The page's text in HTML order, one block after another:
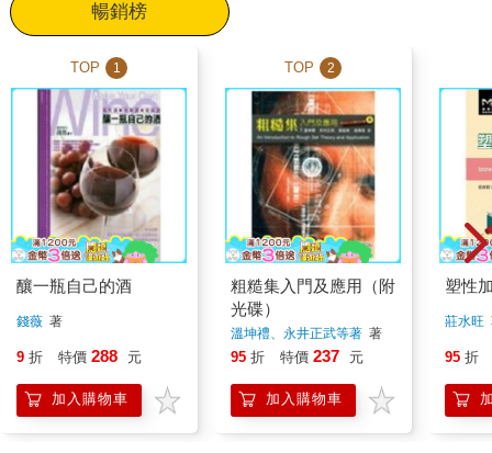
暢銷榜
TOP 1
釀一瓶自己的酒
錢薇 著
9 折 特價 288 元
加入購物車
TOP 2
粗糙集入門及應用（附
光碟）
溫坤禮、永井正武等著 著
95 折 特價 237 元
加入購物車
塑性
莊水旺
95 折